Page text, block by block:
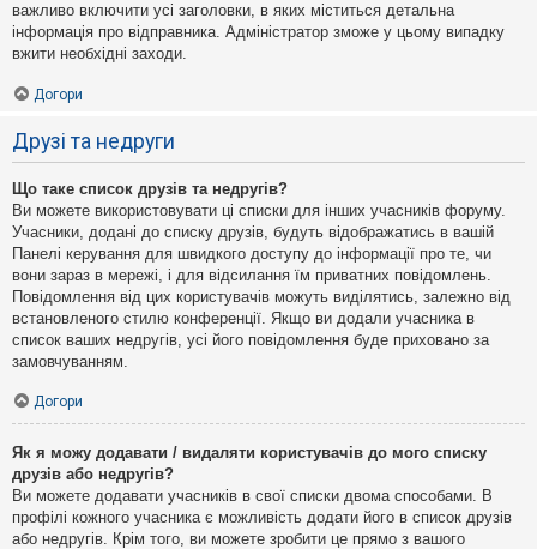
важливо включити усі заголовки, в яких міститься детальна
інформація про відправника. Адміністратор зможе у цьому випадку
вжити необхідні заходи.
Догори
Друзі та недруги
Що таке список друзів та недругів?
Ви можете використовувати ці списки для інших учасників форуму.
Учасники, додані до списку друзів, будуть відображатись в вашій
Панелі керування для швидкого доступу до інформації про те, чи
вони зараз в мережі, і для відсилання їм приватних повідомлень.
Повідомлення від цих користувачів можуть виділятись, залежно від
встановленого стилю конференції. Якщо ви додали учасника в
список ваших недругів, усі його повідомлення буде приховано за
замовчуванням.
Догори
Як я можу додавати / видаляти користувачів до мого списку
друзів або недругів?
Ви можете додавати учасників в свої списки двома способами. В
профілі кожного учасника є можливість додати його в список друзів
або недругів. Крім того, ви можете зробити це прямо з вашого